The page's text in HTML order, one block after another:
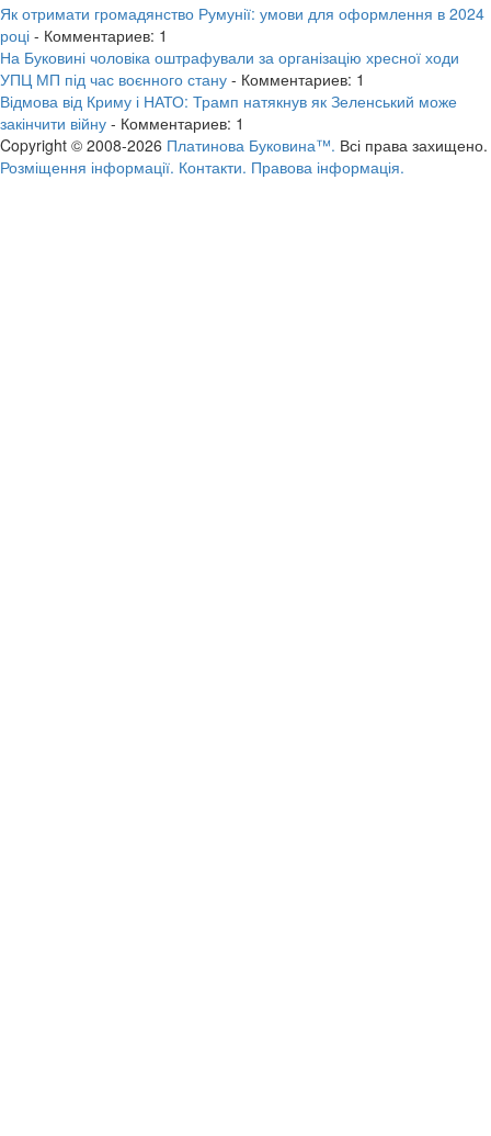
Як отримати громадянство Румунії: умови для оформлення в 2024
році - Комментариев: 1
На Буковині чоловіка оштрафували за організацію хресної ходи
УПЦ МП під час воєнного стану - Комментариев: 1
Відмова від Криму і НАТО: Трамп натякнув як Зеленський може
закінчити війну - Комментариев: 1
Copyright © 2008-2026 Платинова Буковина™. Всі права захищено.
Розміщення інформації. Контакти. Правова інформація.